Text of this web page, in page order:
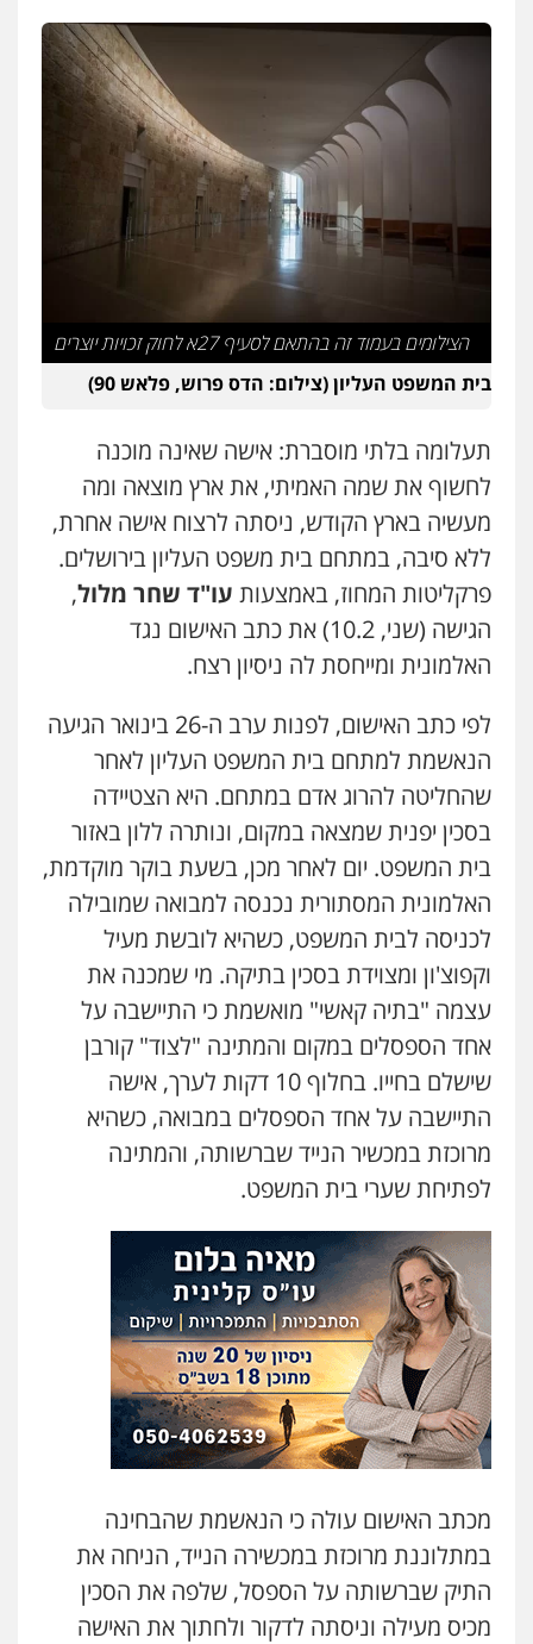
קטינים
עו"ד אסף דוק
פלילי סמים והימורים
חמורה חקירות ומעצרים צווארון לבן והונאה
0526885006
עו"ד שלי גורביץ – לוי
משפט פלילי פשיעה חמורה
צבאי תעבורה
0544218336
משרד עורכי דין חן ברוך
0505078733
עו"ד קארין לגטיוי
פלילי פשיעה חמורה מעצרים וחקירות
0507446995
משרד עורכי דין טאי שרקי
0547556464
עו"ד אילן אלימלך
פלילי פשיעה חמורה תעבורה אסירים
0522992110
עו"ד שאדי נאטור
0509230800
גיל דביר – משרד עורכי דין
פלילי פשיעה כלכלית צווארון לבן
0506217771
סלימאן אבו שעירה – משרד עורכי דין
פלילי בטחוני צבאי נזיקין
0547780927
עו"ד אסף גונן
פלילי פשע חמור תעבורה צבא מעצרים
וחקירות
0542255161
גל דהן – משרד עורך דין פלילי
וחקירות
עו"ד ראוף נג'אר
פלילי עורכי דין לענייני אסירים מעצרים
הצילומים בעמוד זה בהתאם לסעיף 27א לחוק זכויות יוצרים
בית המשפט העליון (צילום: הדס פרוש, פלאש 90)
תעלומה בלתי מוסברת: אישה שאינה מוכנה
לחשוף את שמה האמיתי, את ארץ מוצאה ומה
מעשיה בארץ הקודש, ניסתה לרצוח אישה אחרת,
ללא סיבה, במתחם בית משפט העליון בירושלים.
פרקליטות המחוז, באמצעות עו"ד שחר מלול,
הגישה (שני, 10.2) את כתב האישום נגד
האלמונית ומייחסת לה ניסיון רצח.
לפי כתב האישום, לפנות ערב ה-26 בינואר הגיעה
הנאשמת למתחם בית המשפט העליון לאחר
שהחליטה להרוג אדם במתחם. היא הצטיידה
בסכין יפנית שמצאה במקום, ונותרה ללון באזור
בית המשפט. יום לאחר מכן, בשעת בוקר מוקדמת,
האלמונית המסתורית נכנסה למבואה שמובילה
לכניסה לבית המשפט, כשהיא לובשת מעיל
וקפוצ'ון ומצוידת בסכין בתיקה. מי שמכנה את
עצמה "בתיה קאשי" מואשמת כי התיישבה על
אחד הספסלים במקום והמתינה "לצוד" קורבן
שישלם בחייו. בחלוף 10 דקות לערך, אישה
התיישבה על אחד הספסלים במבואה, כשהיא
מרוכזת במכשיר הנייד שברשותה, והמתינה
לפתיחת שערי בית המשפט.
מכתב האישום עולה כי הנאשמת שהבחינה
במתלוננת מרוכזת במכשירה הנייד, הניחה את
התיק שברשותה על הספסל, שלפה את הסכין
מכיס מעילה וניסתה לדקור ולחתוך את האישה
עו"ד אייל אביטל
פלילי פשיעה חמורה מעצרים וחקירות
0544712201
עו"ד רונן בנדל
משפט פלילי פשיעה חמורה
0524282442
כבריאן, מזר – משרד עורכי דין
פלילי מעצרים וחקירות
0543986802
עו"ד בועז קניג
פלילי משפחה כלכלי צבאי
0507003001